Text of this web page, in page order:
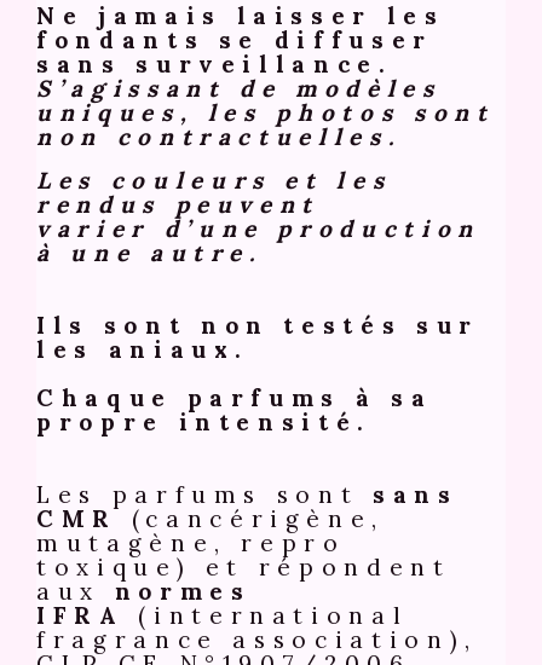
Ne jamais laisser les
fondants se diffuser
sans surveillance.
S’agissant de modèles
uniques, les photos sont
non contractuelles.
Les couleurs et les
rendus peuvent
varier d’une production
à une autre.
Ils sont non testés sur
les aniaux.
Chaque parfums à sa
propre intensité.
Les parfums sont sans
CMR(cancérigène,
mutagène, repro
toxique) et répondent
aux normes
IFRA
(international
fragrance association) ,